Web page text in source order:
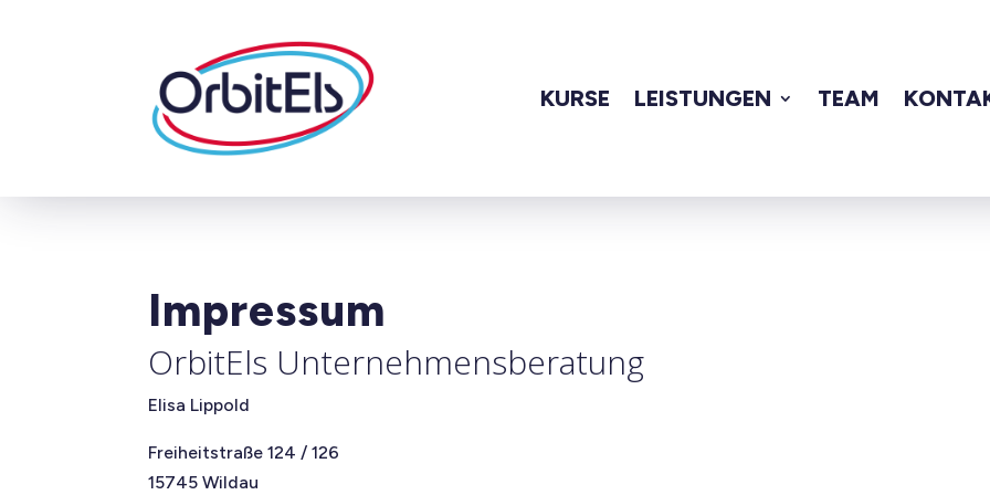
KURSE LEISTUNGEN TEAM
Impressum
OrbitEls Unternehmensberatung
Elisa Lippold
Freiheitstraße 124 / 126
15745 Wildau